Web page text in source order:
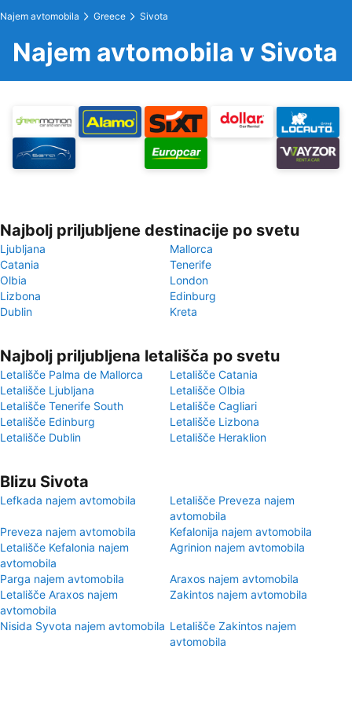
Najem avtomobila Greece Sivota
Najem avtomobila v Sivota
Najbolj priljubljene destinacije po svetu
Ljubljana
Mallorca
Catania
Tenerife
Olbia
London
Lizbona
Edinburg
Dublin
Kreta
Najbolj priljubljena letališča po svetu
Letališče Palma de Mallorca
Letališče Catania
Letališče Ljubljana
Letališče Olbia
Letališče Tenerife South
Letališče Cagliari
Letališče Edinburg
Letališče Lizbona
Letališče Dublin
Letališče Heraklion
Blizu Sivota
Lefkada najem avtomobila
Letališče Preveza najem
avtomobila
Preveza najem avtomobila
Kefalonija najem avtomobila
Letališče Kefalonia najem
avtomobila
Agrinion najem avtomobila
Parga najem avtomobila
Araxos najem avtomobila
Letališče Araxos najem
avtomobila
Zakintos najem avtomobila
Nisida Syvota najem avtomobila Letališče Zakintos najem
avtomobila